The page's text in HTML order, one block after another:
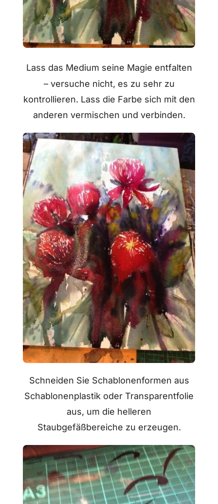
Lass das Medium seine Magie entfalten
– versuche nicht, es zu sehr zu
kontrollieren. Lass die Farbe sich mit den
anderen vermischen und verbinden.
Schneiden Sie Schablonenformen aus
Schablonenplastik oder Transparentfolie
aus, um die helleren
Staubgefäßbereiche zu erzeugen.